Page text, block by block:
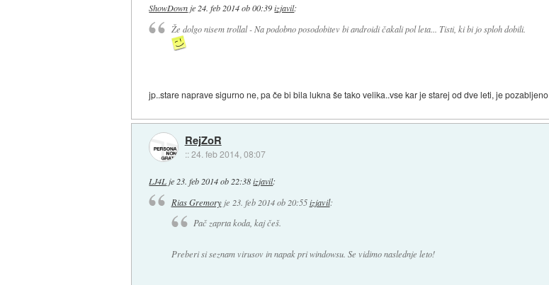
ShowDown je 24. feb 2014 ob 00:39 izjavil:
Že dolgo nisem trollal - Na podobno posodobitev bi androidi čakali pol leta... Tisti, ki bi jo sploh dobili.
jp..stare naprave sigurno ne, pa če bi bila lukna še tako velika..vse kar je starej od dve leti, je pozabljeno
RejZoR
::24. feb 2014, 08:07
LJ4L je 23. feb 2014 ob 22:38 izjavil:
Rias Gremoryje 23. feb 2014 ob 20:55 izjavil:
Pač zaprta koda, kaj češ.
Preberi si seznam virusov in napak pri windowsu. Se vidimo naslednje leto!